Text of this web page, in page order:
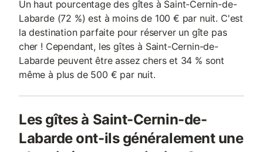
Un haut pourcentage des gîtes à Saint-Cernin-de-
Labarde (72 %) est à moins de 100 € par nuit. C'est
la destination parfaite pour réserver un gîte pas
cher ! Cependant, les gîtes à Saint-Cernin-de-
Labarde peuvent être assez chers et 34 % sont
même à plus de 500 € par nuit.
Les gîtes à Saint-Cernin-de-
Labarde ont-ils généralement une